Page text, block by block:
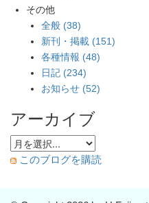
その他
全般 (38)
新刊・掲載 (151)
各種情報 (48)
日記 (234)
お知らせ (52)
アーカイブ
このブログを購読